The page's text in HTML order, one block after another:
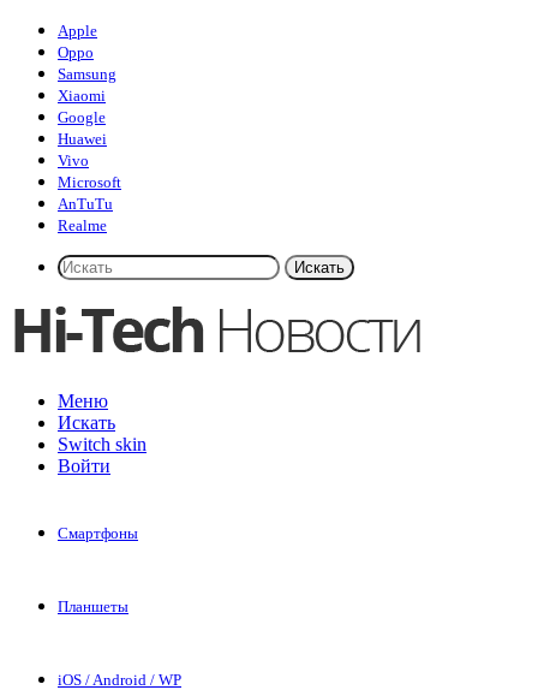
Apple
Oppo
Samsung
Xiaomi
Google
Huawei
Vivo
Microsoft
AnTuTu
Realme
Искать
Меню
Искать
Switch skin
Войти
Смартфоны
Планшеты
iOS / Android / WP